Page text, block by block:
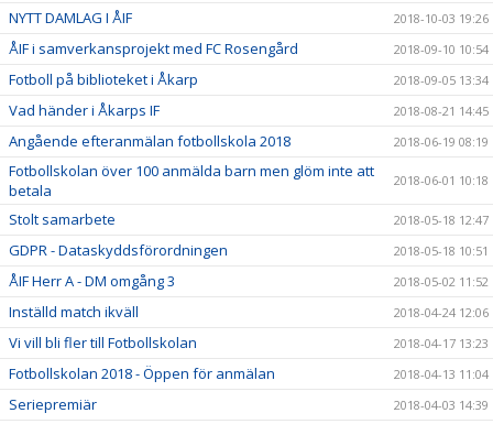
NYTT DAMLAG I ÅIF 2018-10-03 19:26
ÅIF i samverkansprojekt med FC Rosengård 2018-09-10 10:54
Fotboll på biblioteket i Åkarp 2018-09-05 13:34
Vad händer i Åkarps IF 2018-08-21 14:45
Angående efteranmälan fotbollskola 2018 2018-06-19 08:19
Fotbollskolan över 100 anmälda barn men glöm inte att
betala
2018-06-01 10:18
Stolt samarbete 2018-05-18 12:47
GDPR - Dataskyddsförordningen 2018-05-18 10:51
ÅIF Herr A - DM omgång 3 2018-05-02 11:52
Inställd match ikväll 2018-04-24 12:06
Vi vill bli fler till Fotbollskolan 2018-04-17 13:23
Fotbollskolan 2018 - Öppen för anmälan 2018-04-13 11:04
Seriepremiär 2018-04-03 14:39